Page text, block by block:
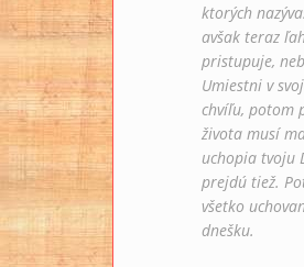
ktorých
avšak teraz
pristupuje,
Umiestni v
chvíľu, potom
života musí
uchopia tvoju
prejdú tiež.
všetko
dnešku.